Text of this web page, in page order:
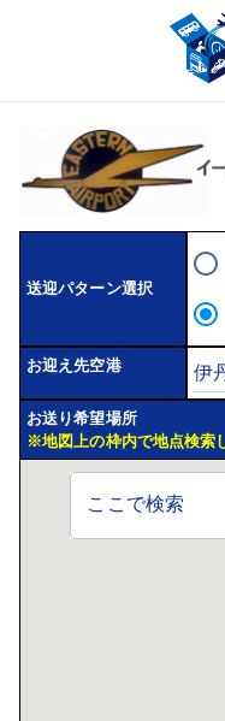
送迎パターン選択
お迎え先空港
お送り希望場所
※地図上の枠内で地点検索